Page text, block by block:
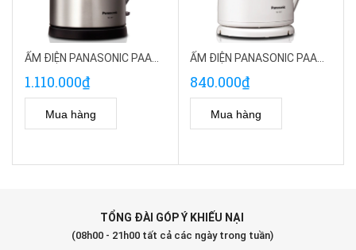
1.110.000₫
Mua hàng
840.000₫
Mua hàng
TỔNG ĐÀI GÓP Ý KHIẾU NẠI
(08h00 - 21h00 tất cả các ngày trong tuần)